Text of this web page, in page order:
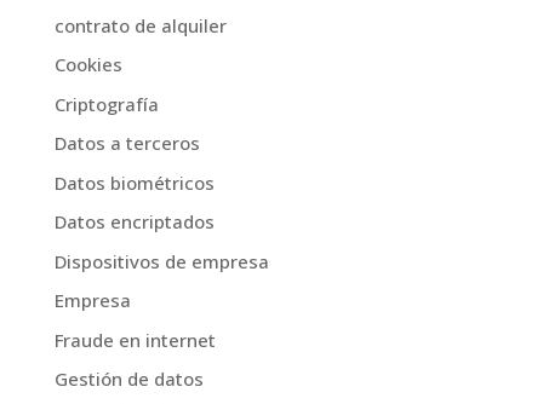
contrato de alquiler
Cookies
Criptografía
Datos a terceros
Datos biométricos
Datos encriptados
Dispositivos de empresa
Empresa
Fraude en internet
Gestión de datos